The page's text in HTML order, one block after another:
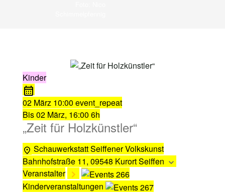
Kinder
02 März 10:00 event_repeat
Bis02 März, 16:00 6h
„Zeit für Holzkünstler“
Schauwerkstatt Seiffener Volkskunst
Bahnhofstraße 11, 09548 Kurort Seiffen
Veranstalter
Kinderveranstaltungen